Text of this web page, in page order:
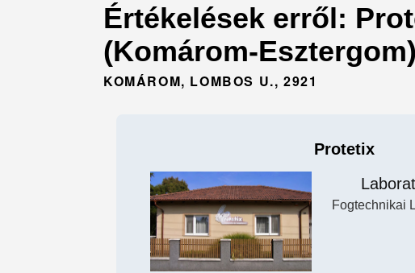
Értékelések erről:
(Komárom-
KOMÁROM, LOMBOS U., 2921
Protetix
Fogtechnikai